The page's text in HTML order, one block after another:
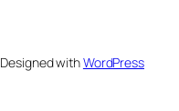
Designed withWordPress